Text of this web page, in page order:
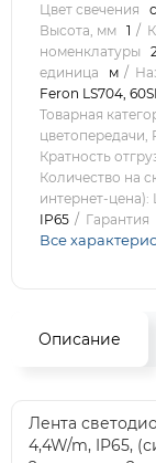
Цвет свечения
Высота, мм 1
номенклатуры
единица
м
Feron LS704,
Товарная
цветопередачи,
Кратность
Количество на
интернет-цена):
IP65
Гарантия
Все
Описание
Лента
4,4W/m, IP65,